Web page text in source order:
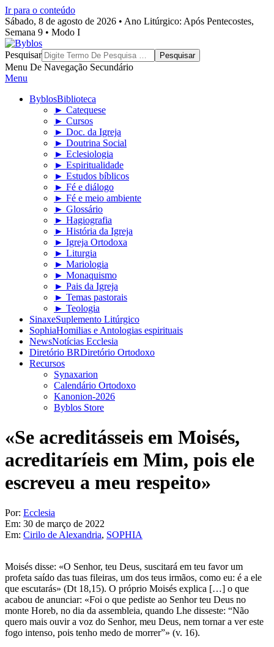
Ir para o conteúdo
Sábado, 8 de agosto de 2026 • Ano Litúrgico: Após Pentecostes,
Semana 9 • Modo I
Byblos
Pesquisar
Menu De Navegação Secundário
Menu
ByblosBiblioteca
► Catequese
► Cursos
► Doc. da Igreja
► Doutrina Social
► Eclesiologia
► Espiritualidade
► Estudos bíblicos
► Fé e diálogo
► Fé e meio ambiente
► Glossário
► Hagiografia
► História da Igreja
► Igreja Ortodoxa
► Liturgia
► Mariologia
► Monaquismo
► Pais da Igreja
► Temas pastorais
► Teologia
SinaxeSuplemento Litúrgico
SophiaHomilias e Antologias espirituais
NewsNotícias Ecclesia
Diretório BRDiretório Ortodoxo
Recursos
Synaxarion
Calendário Ortodoxo
Kanonion-2026
Byblos Store
«Se acreditásseis em Moisés,
acreditaríeis em Mim, pois ele
escreveu a meu respeito»
Por: Ecclesia
Em: 30 de março de 2022
Em: Cirilo de Alexandria, SOPHIA
Moisés disse: «O Senhor, teu Deus, suscitará em teu favor um
profeta saído das tuas fileiras, um dos teus irmãos, como eu: é a ele
que escutarás» (Dt 18,15). O próprio Moisés explica […] o que
acabou de anunciar: «Foi o que pediste ao Senhor teu Deus no
monte Horeb, no dia da assembleia, quando Lhe disseste: “Não
quero mais ouvir a voz do Senhor, meu Deus, nem tornar a ver este
fogo intenso, pois tenho medo de morrer”» (v. 16).